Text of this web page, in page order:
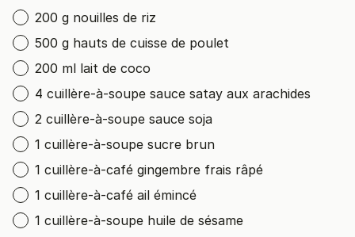
200 g nouilles de riz
500 g hauts de cuisse de poulet
200 ml lait de coco
4 cuillère-à-soupe sauce satay aux arachides
2 cuillère-à-soupe sauce soja
1 cuillère-à-soupe sucre brun
1 cuillère-à-café gingembre frais râpé
1 cuillère-à-café ail émincé
1 cuillère-à-soupe huile de sésame